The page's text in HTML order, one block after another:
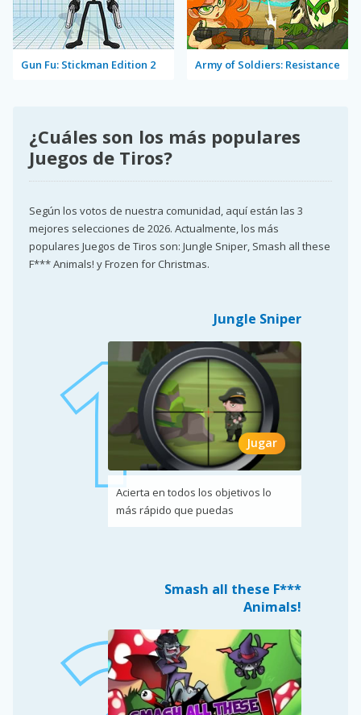
Gun Fu: Stickman Edition 2 Army of Soldiers: Resistance
¿Cuáles son los más populares
Juegos de Tiros?
Según los votos de nuestra comunidad, aquí están las 3
mejores selecciones de 2026. Actualmente, los más
populares Juegos de Tiros son: Jungle Sniper, Smash all these
F*** Animals! y Frozen for Christmas.
Jungle Sniper
Jugar
Acierta en todos los objetivos lo
más rápido que puedas
Smash all these F***
Animals!